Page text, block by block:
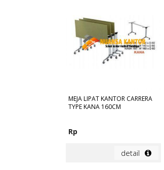
MEJA LIPAT KANTOR CARRERA
TYPE KANA 160CM
Rp
detail